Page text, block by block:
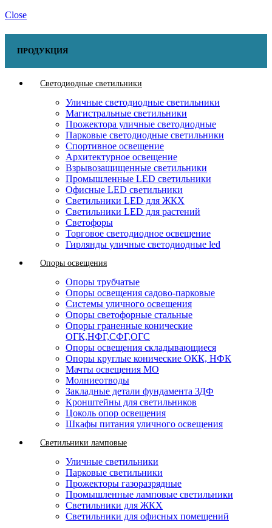
Close
ПРОДУКЦИЯ
Светодиодные светильники
Уличные светодиодные светильники
Магистральные светильники
Прожектора уличные светодиодные
Парковые светодиодные светильники
Спортивное освещение
Архитектурное освещение
Взрывозащищенные светильники
Промышленные LED светильники
Офисные LED светильники
Cветильники LED для ЖКХ
Светильники LED для растений
Светофоры
Торговое светодиодное освещение
Гирлянды уличные светодиодные led
Опоры освещения
Опоры трубчатые
Опоры освещения садово-парковые
Системы уличного освещения
Опоры светофорные стальные
Опоры граненные конические
ОГК,НФГ,СФГ,ОГС
Опоры освещения складывающиеся
Опоры круглые конические ОКК, НФК
Мачты освещения МО
Молниеотводы
Закладные детали фундамента ЗДФ
Кронштейны для светильников
Цоколь опор освещения
Шкафы питания уличного освещения
Светильники ламповые
Уличные светильники
Парковые светильники
Прожекторы газоразрядные
Промышленные ламповые светильники
Светильники для ЖКХ
Светильники для офисных помещений